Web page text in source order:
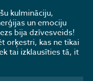
kulmināciju,
un emociju
bija dzīvesveids!
orķestri, kas ne tikai
tai izklausīties tā, it